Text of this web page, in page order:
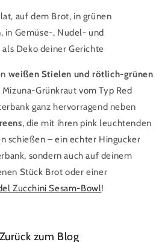
auf dem Brot, in grünen
in Gemüse-, Nudel- und
Deko deiner Gerichte
weißen Stielen und rötlich-grünen
Grünkraut vom Typ Red
ganz hervorragend neben
, die mit ihren pink leuchtenden
schießen – ein echter Hingucker
sondern auch auf deinem
Stück Brot oder einer
Zucchini Sesam-Bowl!
Zurück zum Blog